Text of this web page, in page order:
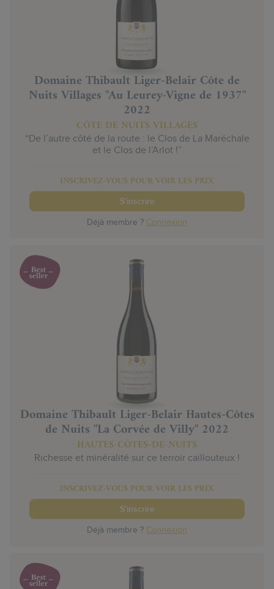
Domaine Thibault Liger-Belair Côte de
Nuits Villages "Au Leurey-Vigne de 1937"
2022
CÔTE DE NUITS VILLAGES
“De l’autre côté de la route : le Clos de La Maréchale
et le Clos de l’Arlot !”
INSCRIVEZ-VOUS POUR VOIR LES PRIX
S'inscrire
Déjà membre ? Connexion
Domaine Thibault Liger-Belair Hautes-Côtes
de Nuits "La Corvée de Villy" 2022
HAUTES-CÔTES-DE-NUITS
Richesse et minéralité sur ce terroir caillouteux !
INSCRIVEZ-VOUS POUR VOIR LES PRIX
S'inscrire
Déjà membre ? Connexion